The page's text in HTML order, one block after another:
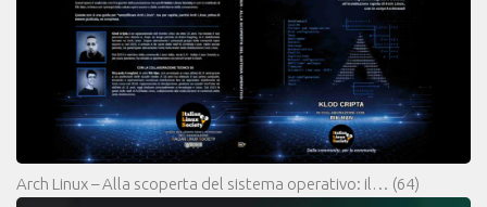
Arch Linux – Alla scoperta del sistema operativo: il… (64)